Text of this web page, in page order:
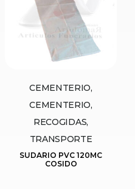
CEMENTERIO,
CEMENTERIO,
RECOGIDAS,
TRANSPORTE
SUDARIO PVC 120MC
COSIDO